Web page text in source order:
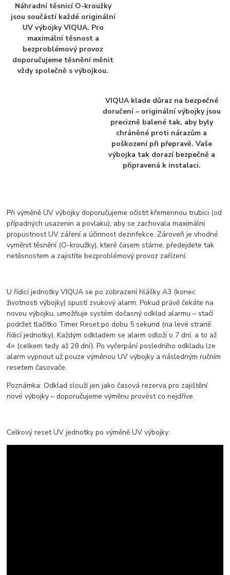
Náhradní těsnicí O-kroužky
jsou součástí každé originální
UV výbojky VIQUA. Pro
maximální těsnost a
bezproblémový provoz
doporučujeme těsnění měnit
vždy společně s výbojkou.
VIQUA klade důraz na bezpečné
doručení – originální výbojky jsou
precizně balené tak, aby byly
chráněné proti nárazům a
poškození při přepravě. Vaše
výbojka tak dorazí bezpečně a
připravená k instalaci.
Při výměně UV výbojky doporučujeme očistit křemennou trubici (od
případných usazenin a povlaku), aby se zachovala maximální
propustnost UV záření a účinnost dezinfekce. Zároveň je vhodné
vyměnit těsnění (O-kroužky), které časem stárne, předejdete tak
netěsnostem a zajistíte bezproblémový provoz zařízení.
U řídicí jednotky VIQUA se po zobrazení hlášky A3 (konec
životnosti výbojky) spustí zvukový alarm. Pokud právě čekáte na
novou výbojku, umožňuje systém dočasný odklad alarmu – stačí
podržet tlačítko Timer Reset po dobu 5 sekund (na levé straně
řídicí jednotky). Každým odkladem se alarm odloží o 7 dní, a to až
4× (celkem tedy až 28 dní). Po vyčerpání posledního odkladu lze
alarm vypnout už pouze výměnou UV výbojky a následným ručním
resetem časovače.
Poznámka: Odklad slouží jen jako časová rezerva pro zajištění
nové výbojky – doporučujeme výměnu provést co nejdříve.
Celkový reset UV jednotky po výměně UV výbojky: